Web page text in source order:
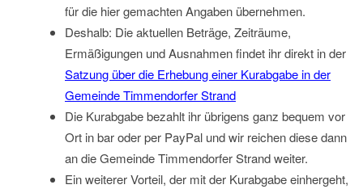
für die hier gemachten Angaben übernehmen.
Deshalb: Die aktuellen Beträge, Zeiträume,
Ermäßigungen und Ausnahmen findet ihr direkt in der
Satzung über die Erhebung einer Kurabgabe in der
Gemeinde Timmendorfer Strand
Die Kurabgabe bezahlt ihr übrigens ganz bequem vor
Ort in bar oder per PayPal und wir reichen diese dann
an die Gemeinde Timmendorfer Strand weiter.
Ein weiterer Vorteil, der mit der Kurabgabe einhergeht,